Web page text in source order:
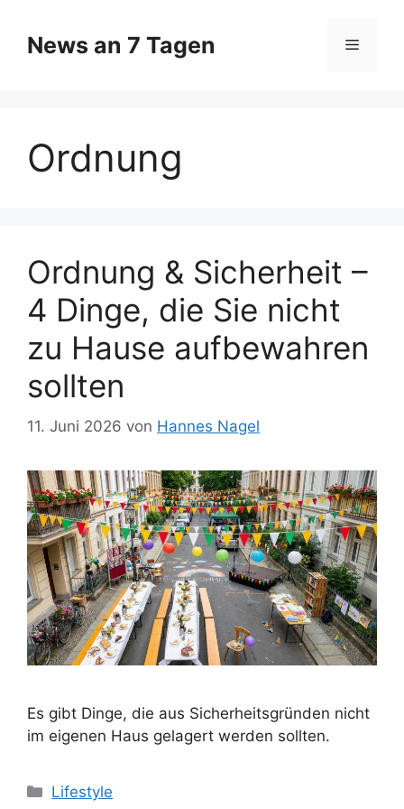
Inhalt
springen
News an 7 Tagen Menü
Ordnung
Ordnung & Sicherheit –
4 Dinge, die Sie nicht
zu Hause aufbewahren
sollten
11. Juni 2026 von Hannes Nagel
Es gibt Dinge, die aus Sicherheitsgründen nicht
im eigenen Haus gelagert werden sollten.
Kategorien
Lifestyle